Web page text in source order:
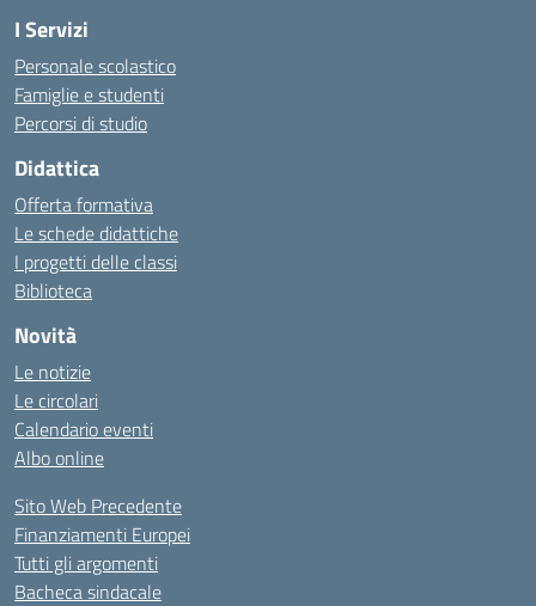
I Servizi
Personale scolastico
Famiglie e studenti
Percorsi di studio
Didattica
Offerta formativa
Le schede didattiche
I progetti delle classi
Biblioteca
Novità
Le notizie
Le circolari
Calendario eventi
Albo online
Sito Web Precedente
Finanziamenti Europei
Tutti gli argomenti
Bacheca sindacale